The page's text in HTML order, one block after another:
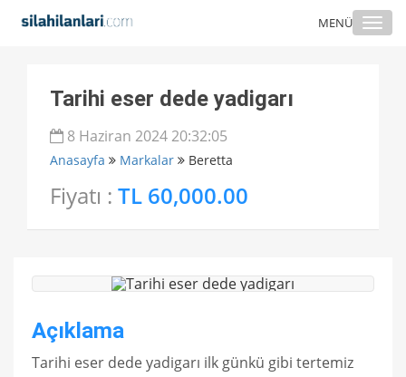
MENÜ
Tarihi eser dede yadigarı
8 Haziran 2024 20:32:05
Anasayfa Markalar Beretta
Fiyatı : TL 60,000.00
Açıklama
Tarihi eser dede yadigarı ilk günkü gibi tertemiz